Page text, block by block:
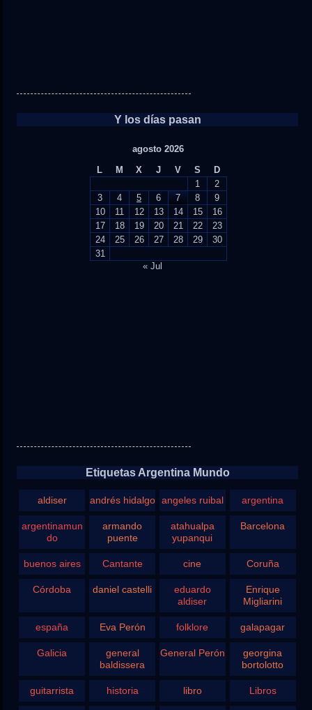
Y los días pasan
agosto 2026
L
M X J V S
D
1
2
3
4 5 6 7 8
9
10
11 12 13 14 15
16
17
18 19 20 21 22
23
24
25 26 27 28 29
30
31
« Jul
Etiquetas Argentina Mundo
aldiser andrés hidalgo angeles ruibal argentina
argentinamun
do
armando
puente
atahualpa
yupanqui
Barcelona
buenos aires Cantante cine Coruña
Córdoba daniel castelli
eduardo
aldiser
Enrique
Migliarini
españa Eva Perón folklore galapagar
Galicia
general
baldissera
General Perón
georgina
bortolotto
guitarrista historia libro Libros